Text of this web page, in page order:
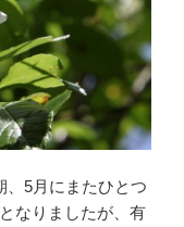
、5月にまたひとつ
なりましたが、有